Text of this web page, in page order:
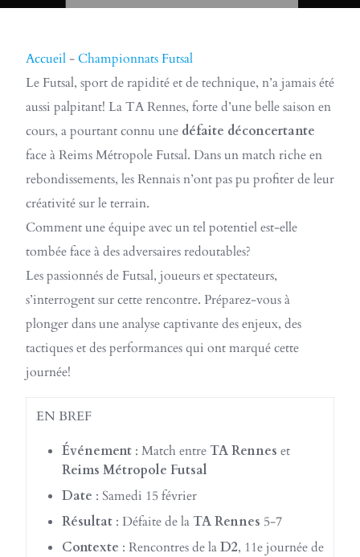
Accueil-Championnats Futsal
Le Futsal, sport de rapidité et de technique, n’a jamais été
aussi palpitant! La TA Rennes, forte d’une belle saison en
cours, a pourtant connu une défaite déconcertante
face à Reims Métropole Futsal. Dans un match riche en
rebondissements, les Rennais n’ont pas pu profiter de leur
créativité sur le terrain.
Comment une équipe avec un tel potentiel est-elle
tombée face à des adversaires redoutables?
Les passionnés de Futsal, joueurs et spectateurs,
s’interrogent sur cette rencontre. Préparez-vous à
plonger dans une analyse captivante des enjeux, des
tactiques et des performances qui ont marqué cette
journée!
EN BREF
Événement : Match entreTA Rennes et
Reims Métropole Futsal
Date : Samedi 15 février
Résultat : Défaite de laTA Rennes 5-7
Contexte : Rencontres de laD2, 11e journée de